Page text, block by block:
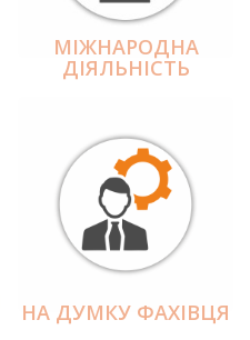
МІЖНАРОДНА
ДІЯЛЬНІCТЬ
НА ДУМКУ ФАХІВЦЯ